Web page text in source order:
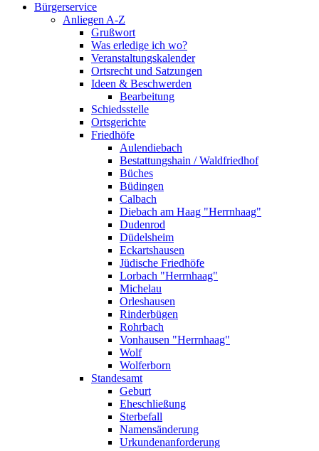
Bürgerservice
Anliegen A-Z
Grußwort
Was erledige ich wo?
Veranstaltungskalender
Ortsrecht und Satzungen
Ideen & Beschwerden
Bearbeitung
Schiedsstelle
Ortsgerichte
Friedhöfe
Aulendiebach
Bestattungshain / Waldfriedhof
Büches
Büdingen
Calbach
Diebach am Haag "Herrnhaag"
Dudenrod
Düdelsheim
Eckartshausen
Jüdische Friedhöfe
Lorbach "Herrnhaag"
Michelau
Orleshausen
Rinderbügen
Rohrbach
Vonhausen "Herrnhaag"
Wolf
Wolferborn
Standesamt
Geburt
Eheschließung
Sterbefall
Namensänderung
Urkundenanforderung